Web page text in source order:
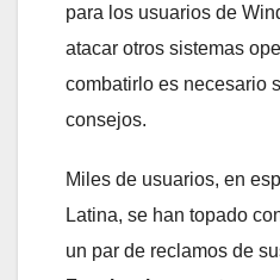
para los usuarios de
atacar otros sistemas
combatirlo es necesario
consejos.
Miles de usuarios, en
Latina, se han topado
un par de reclamos de